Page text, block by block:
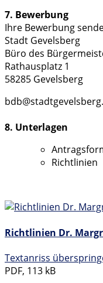
7. Bewerbung
Ihre Bewerbung
Stadt Gevelsberg
Büro des
Rathausplatz 1
58285 Gevelsberg
8. Unterlagen
Richtlinien
Richtlinien Dr.
Textanriss
PDF, 113 kB